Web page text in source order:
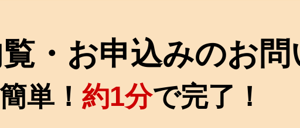
・お申込みのお
簡単！ 約1分で完了！